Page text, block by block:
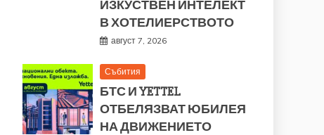
ИЗКУСТВЕН ИНТЕЛЕКТ
В ХОТЕЛИЕРСТВОТО
август 7, 2026
Събития
БТС И YETTEL
ОТБЕЛЯЗВАТ ЮБИЛЕЯ
НА ДВИЖЕНИЕТО